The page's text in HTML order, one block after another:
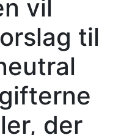
vil
til
der